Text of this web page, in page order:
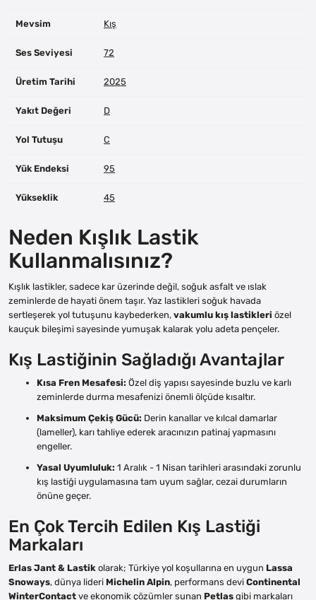
Mevsim Kış
Ses Seviyesi 72
Üretim Tarihi 2025
Yakıt Değeri D
Yol Tutuşu C
Yük Endeksi 95
Yükseklik 45
Neden Kışlık Lastik
Kullanmalısınız?
Kışlık lastikler, sadece kar üzerinde değil, soğuk asfalt ve ıslak
zeminlerde de hayati önem taşır. Yaz lastikleri soğuk havada
sertleşerek yol tutuşunu kaybederken, vakumlu kış lastikleri özel
kauçuk bileşimi sayesinde yumuşak kalarak yolu adeta pençeler.
Kış Lastiğinin Sağladığı Avantajlar
Kısa Fren Mesafesi: Özel diş yapısı sayesinde buzlu ve karlı
zeminlerde durma mesafenizi önemli ölçüde kısaltır.
Maksimum Çekiş Gücü: Derin kanallar ve kılcal damarlar
(lameller), karı tahliye ederek aracınızın patinaj yapmasını
engeller.
Yasal Uyumluluk: 1 Aralık - 1 Nisan tarihleri arasındaki zorunlu
kış lastiği uygulamasına tam uyum sağlar, cezai durumların
önüne geçer.
En Çok Tercih Edilen Kış Lastiği
Markaları
Erlas Jant & Lastik olarak; Türkiye yol koşullarına en uygun Lassa
Snoways, dünya lideri Michelin Alpin, performans devi Continental
WinterContact ve ekonomik çözümler sunan Petlas gibi markaları